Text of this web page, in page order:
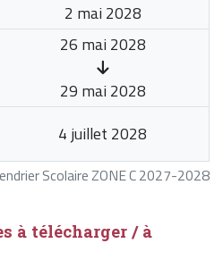
Scolaire ZONE C 2027-2028
2 mai 2028
26 mai 2028
29 mai 2028
4 juillet 2028
à télécharger / à